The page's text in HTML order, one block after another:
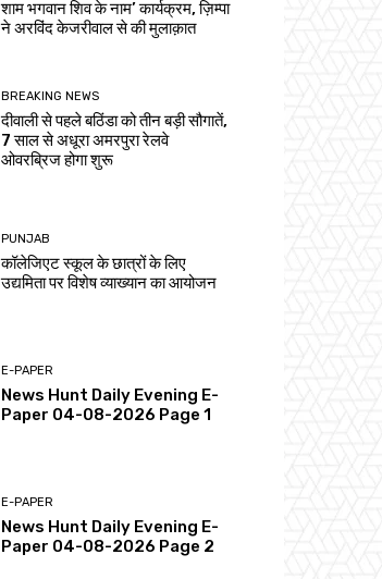
शाम भगवान शिव के नाम’ कार्यक्रम, ज़िम्पा
ने अरविंद केजरीवाल से की मुलाक़ात
BREAKING NEWS
दीवाली से पहले बठिंडा को तीन बड़ी सौगातें,
7 साल से अधूरा अमरपुरा रेलवे
ओवरब्रिज होगा शुरू
PUNJAB
कॉलेजिएट स्कूल के छात्रों के लिए
उद्यमिता पर विशेष व्याख्यान का आयोजन
E-PAPER
News Hunt Daily Evening E-
Paper 04-08-2026 Page 1
E-PAPER
News Hunt Daily Evening E-
Paper 04-08-2026 Page 2